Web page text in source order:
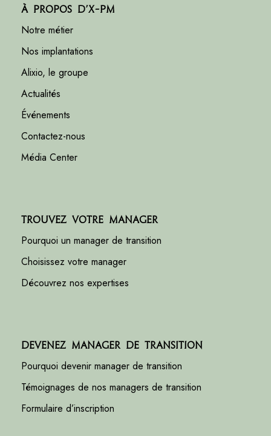
À propos d’X-PM
Notre métier
Nos implantations
Alixio, le groupe
Actualités
Événements
Contactez-nous
Média Center
Trouvez votre manager
Pourquoi un manager de transition
Choisissez votre manager
Découvrez nos expertises
Devenez manager de transition
Pourquoi devenir manager de transition
Témoignages de nos managers de transition
Formulaire d’inscription